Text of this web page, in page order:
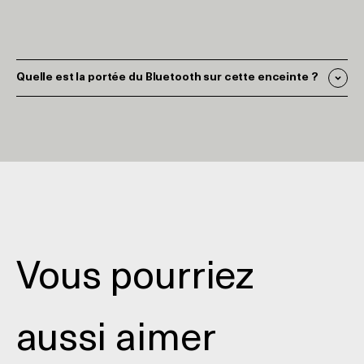
Quelle est la portée du Bluetooth sur cette enceinte ?
Vous pourriez
aussi aimer